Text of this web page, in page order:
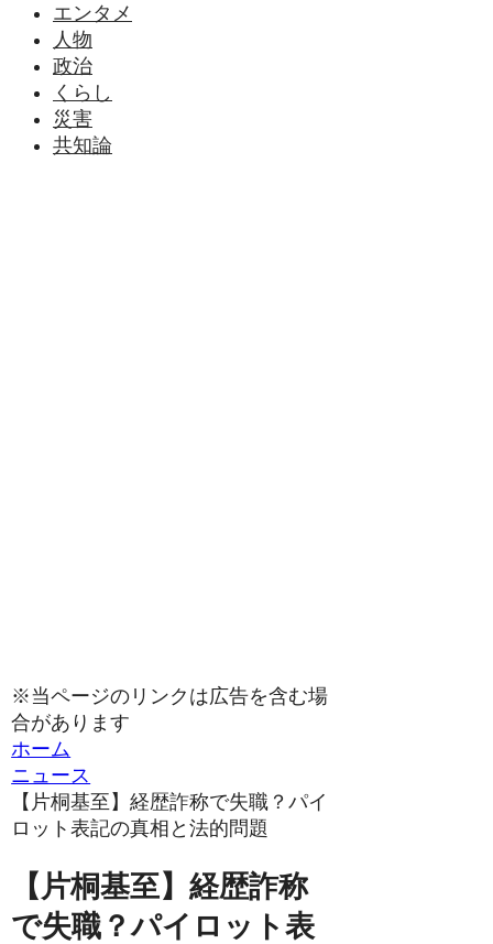
エンタメ
人物
政治
くらし
災害
共知論
※当ページのリンクは広告を含む場
合があります
ホーム
ニュース
【片桐基至】経歴詐称で失職？パイ
ロット表記の真相と法的問題
【片桐基至】経歴詐称
で失職？パイロット表